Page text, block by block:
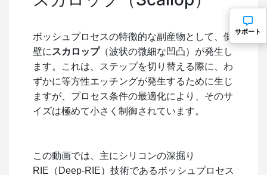
ボッシュプロセスの特徴的な副産物として、側
壁に スカロップ（波状の微細な凹凸）が発生し
ます。これは、ステップを切り替える際に、わ
ずかに等方性エッチングが発生するために生じ
ますが、プロセス条件の最適化により、そのサ
イズは極めて小さく制御されています。
この動画では、主にシリコンの深掘り
RIE（Deep-RIE）技術であるボッシュプロセス
サポート